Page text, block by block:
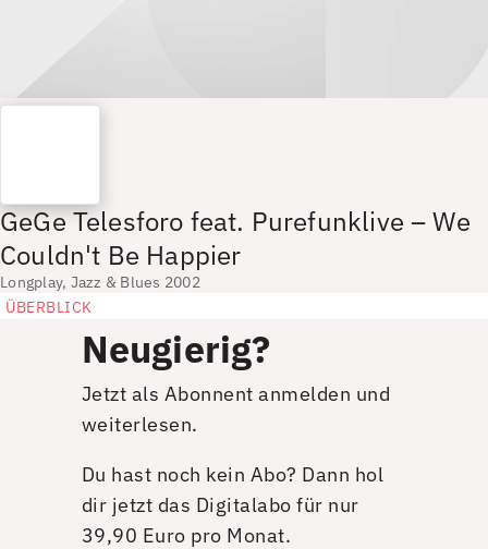
GeGe Telesforo feat. Purefunklive – We
Couldn't Be Happier
Longplay, Jazz & Blues 2002
ÜBERBLICK
Neugierig?
Jetzt als Abonnent anmelden und
weiterlesen.
Du hast noch kein Abo? Dann hol
dir jetzt das Digitalabo für nur
39,90 Euro pro Monat.